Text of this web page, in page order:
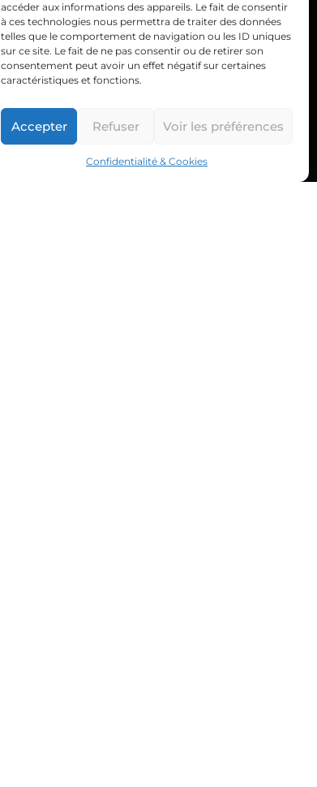
accéder aux informations des appareils. Le fait de consentir
à ces technologies nous permettra de traiter des données
telles que le comportement de navigation ou les ID uniques
sur ce site. Le fait de ne pas consentir ou de retirer son
consentement peut avoir un effet négatif sur certaines
caractéristiques et fonctions.
Accepter Refuser Voir les préférences
Confidentialité & Cookies